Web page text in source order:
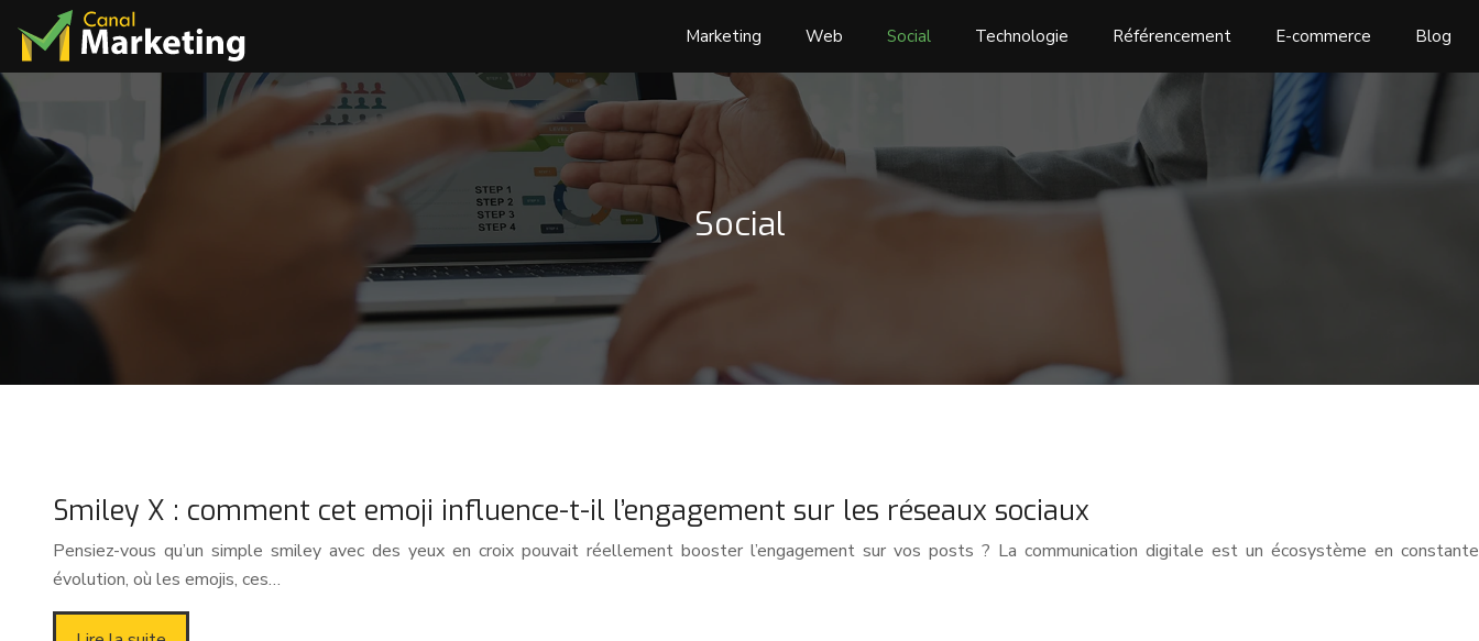
Marketing Web Social Technologie Référencement E-commerce Blog
Social
Smiley X : comment cet emoji influence-t-il l’engagement sur les réseaux sociaux
Pensiez-vous qu’un simple smiley avec des yeux en croix pouvait réellement booster l’engagement sur vos posts ? La communication digitale est un écosystème en constante
évolution, où les emojis, ces…